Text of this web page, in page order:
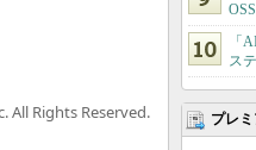
All Rights Reserved.
「
ス
プレ